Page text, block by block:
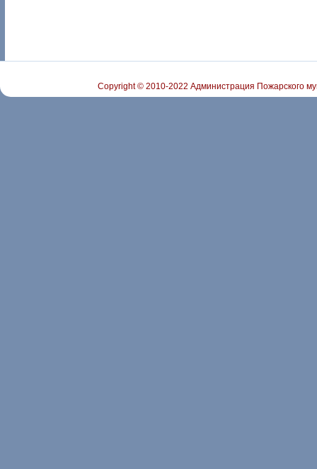
Copyright © 2010-2022 Администрация Пожарского